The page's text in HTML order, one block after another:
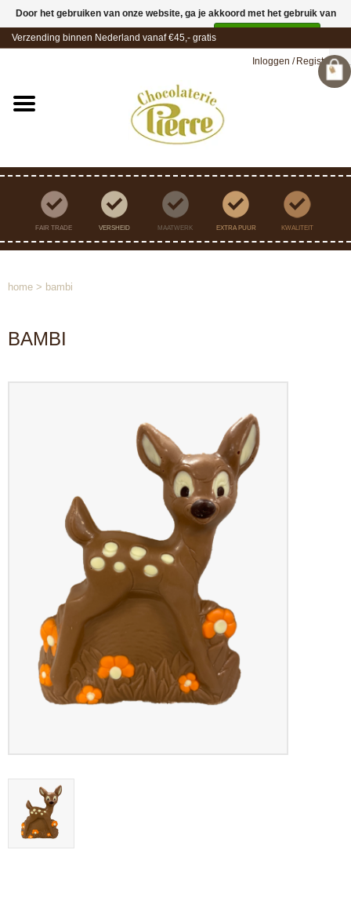
Verzending binnen Nederland vanaf €45,- gratis
Inloggen / Registreren
FAIR TRADE VERSHEID MAATWERK EXTRA PUUR KWALITEIT
home > bambi
BAMBI
Door het gebruiken van onze website, ga je akkoord met het gebruik van
cookies om onze website te verbeteren.
Meer over cookies »